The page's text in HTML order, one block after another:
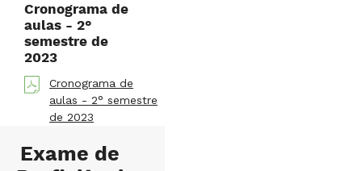
Cronograma de
aulas - 2°
semestre de
2023
Cronograma de
aulas - 2° semestre
de 2023
Exame de